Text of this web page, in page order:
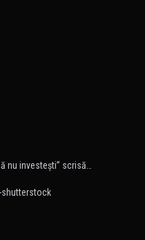
nu investeşti” scrisă…